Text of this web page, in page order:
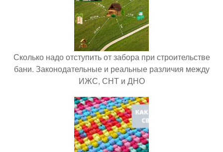
Сколько надо отступить от забора при строительстве
бани. Законодательные и реальные различия между
ИЖС, СНТ и ДНО